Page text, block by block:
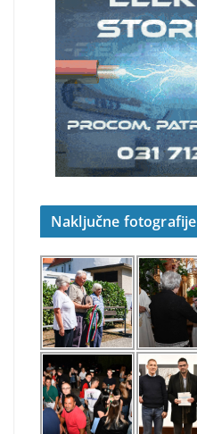
Naključne fotografije